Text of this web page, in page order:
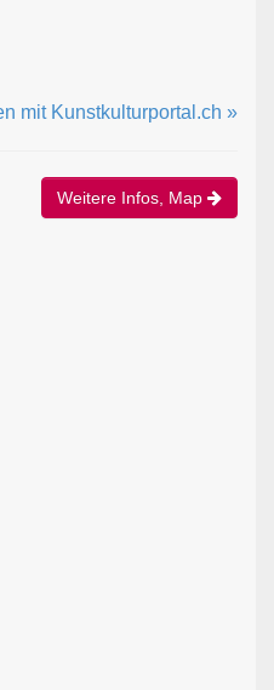
mit Kunstkulturportal.ch »
Weitere Infos, Map